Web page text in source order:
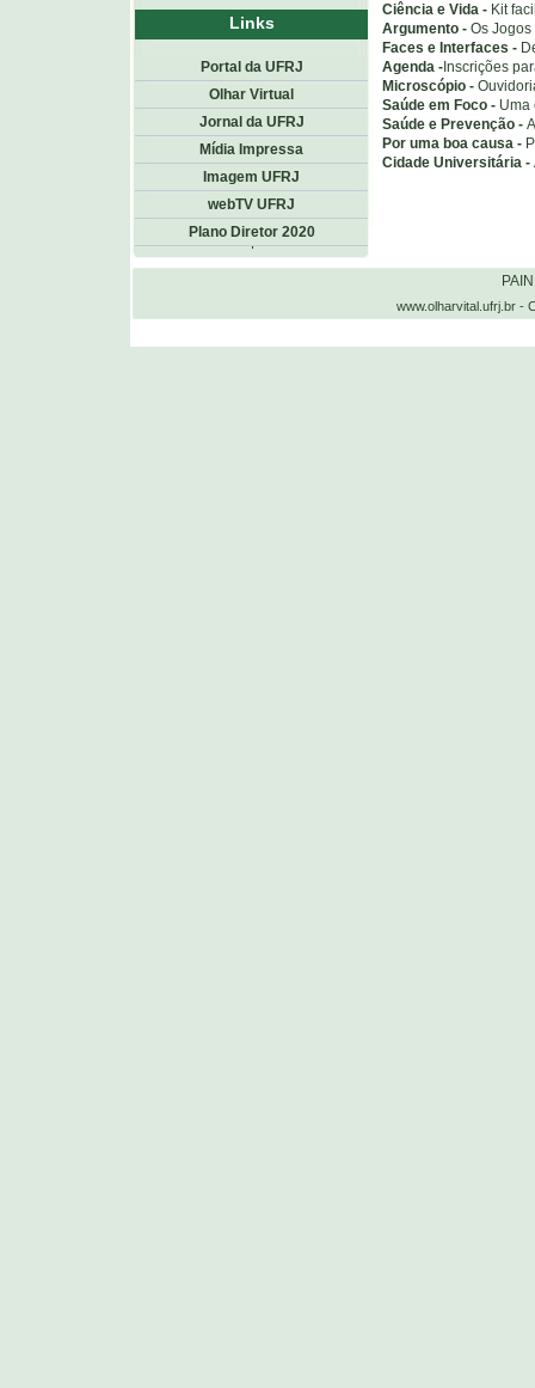
Ciência e Vida - Kit
Argumento - Os
Faces e Interfaces -
Agenda - Inscrições
Microscópio -
Saúde em Foco - Uma
Saúde e Prevenção -
Por uma boa causa -
Cidade Universitária -
Links
Portal da UFRJ
Olhar Virtual
Jornal da UFRJ
Mídia Impressa
Imagem UFRJ
webTV UFRJ
Plano Diretor 2020
<< voltar Topo
www.olharvital.ufrj.br -